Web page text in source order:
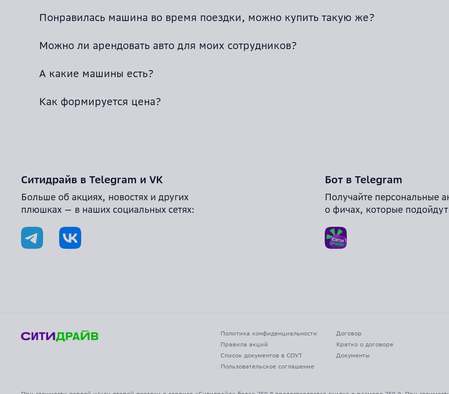
Понравилась машина во время поездки, можно купить такую же?
Можно ли арендовать авто для моих сотрудников?
А какие машины есть?
Как формируется цена?
Ситидрайв в Теlegram и VK
Больше об акциях, новостях и других
плюшках — в наших социальных сетях:
Бот в Telegram
Получайте персональные
о фичах, которые
Политика конфиденциальности
Правила акций
Список документов в СОУТ
Пользовательское соглашение
Договор
Кратко о договоре
Документы